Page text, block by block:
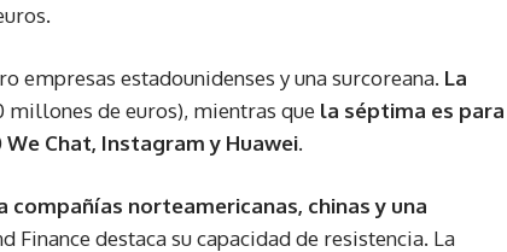
empresas estadounidenses y una surcoreana. La
millones de euros), mientras que la séptima es para
We Chat, Instagram y Huawei.
compañías norteamericanas, chinas y una
Finance destaca su capacidad de resistencia. La